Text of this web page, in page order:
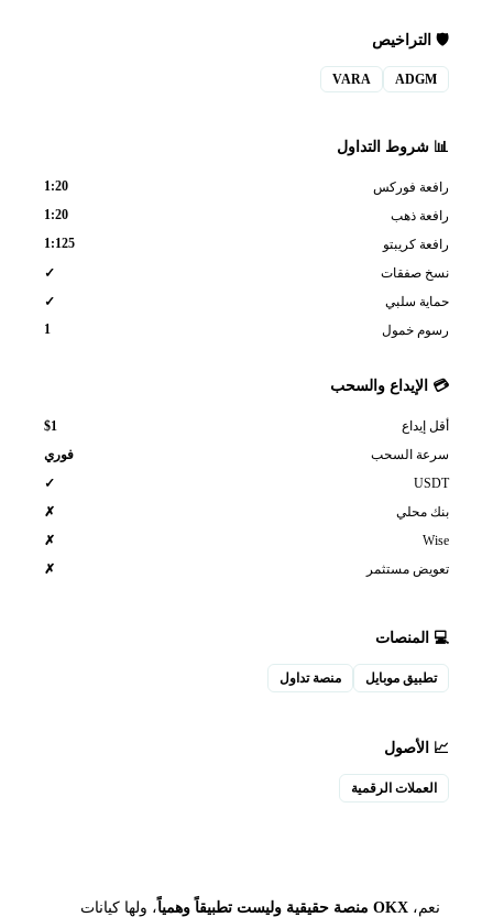
🛡️ التراخيص
ADGM
VARA
📊 شروط التداول
رافعة فوركس
1:20
رافعة ذهب
1:20
رافعة كريبتو
1:125
نسخ صفقات
✓
حماية سلبي
✓
رسوم خمول
1
💳 الإيداع والسحب
أقل إيداع
$1
سرعة السحب
فوري
USDT
✓
بنك محلي
✗
Wise
✗
تعويض مستثمر
✗
💻 المنصات
تطبيق موبايل منصة تداول
📈 الأصول
العملات الرقمية
نعم، OKX منصة حقيقية وليست تطبيقاً وهمياً
، ولها كيانات